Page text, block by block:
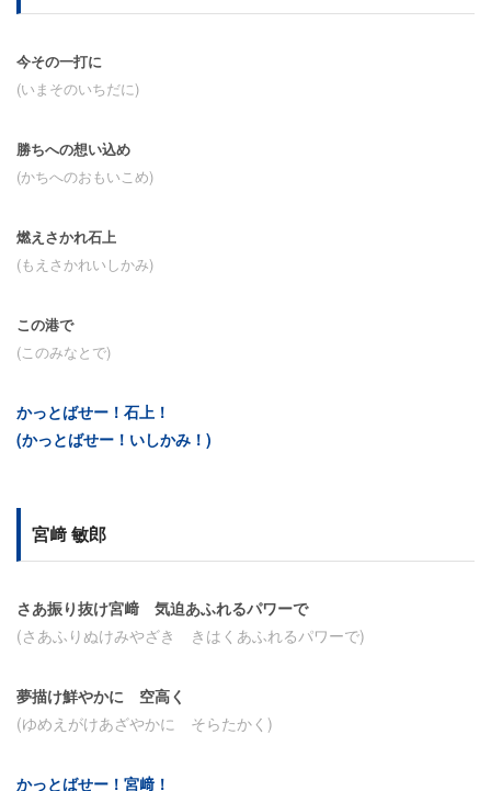
今その一打に
(いまそのいちだに)
勝ちへの想い込め
(かちへのおもいこめ)
燃えさかれ石上
(もえさかれいしかみ)
この港で
(このみなとで)
かっとばせー！石上！
(かっとばせー！いしかみ！)
宮﨑 敏郎
さあ振り抜け宮﨑 気迫あふれるパワーで
(さあふりぬけみやざき きはくあふれるパワーで)
夢描け鮮やかに 空高く
(ゆめえがけあざやかに そらたかく)
かっとばせー！宮﨑！